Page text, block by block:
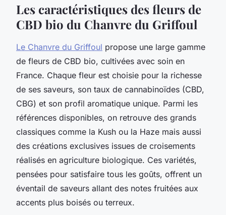
Les caractéristiques des fleurs de
CBD bio du Chanvre du Griffoul
Le Chanvre du Griffoul propose une large gamme
de fleurs de CBD bio, cultivées avec soin en
France. Chaque fleur est choisie pour la richesse
de ses saveurs, son taux de cannabinoïdes (CBD,
CBG) et son profil aromatique unique. Parmi les
références disponibles, on retrouve des grands
classiques comme la Kush ou la Haze mais aussi
des créations exclusives issues de croisements
réalisés en agriculture biologique. Ces variétés,
pensées pour satisfaire tous les goûts, offrent un
éventail de saveurs allant des notes fruitées aux
accents plus boisés ou terreux.